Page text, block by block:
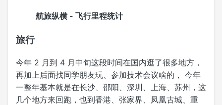
航旅纵横 - 飞行里程统计
旅行
今年 2 月到 4 月中旬这段时间在国内逛了很多地方，
再加上后面找同学朋友玩、参加技术会议啥的， 今年
一整年基本就是在长沙、邵阳、深圳、上海、苏州，这
几个地方来回跑，也到香港、张家界、凤凰古城、重